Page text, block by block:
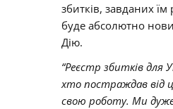
збитків, завданих
буде абсолютно
Дію.
“Реєстр збитків для
хто постраждав від
свою роботу. Ми дуже